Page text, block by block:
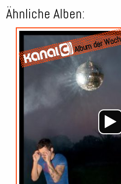
Ähnliche Alben:
Album der